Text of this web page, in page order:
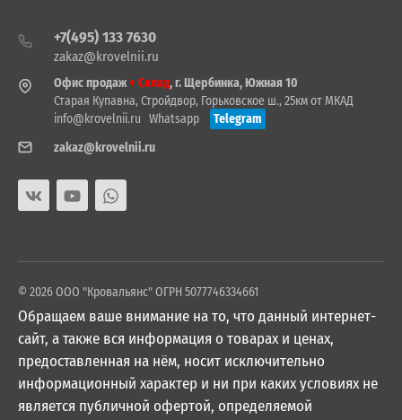
+7(495) 133 7630
zakaz@krovelnii.ru
Офис продаж+ Склад, г. Щербинка, Южная 10
Старая Купавна, Стройдвор, Горьковское ш., 25км от МКАД
info@krovelnii.ru Whatsapp
Telegram
zakaz@krovelnii.ru
© 2026 ООО "Кровальянс" ОГРН 5077746334661
Обращаем ваше внимание на то, что данный интернет-
сайт, а также вся информация о товарах и ценах,
предоставленная на нём, носит исключительно
информационный характер и ни при каких условиях не
является публичной офертой, определяемой